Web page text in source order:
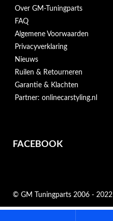
Over GM-Tuningparts
FAQ
Algemene Voorwaarden
Privacyverklaring
Nieuws
Ruilen & Retourneren
Garantie & Klachten
Partner: onlinecarstyling.nl
FACEBOOK
© GM Tuningparts 2006 - 2022